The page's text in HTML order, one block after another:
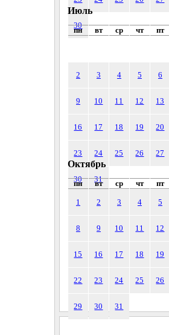
30
Июль
пн вт ср чт пт
2 3 4 5 6
9 10 11 12 13
16 17 18 19 20
23 24 25 26 27
30 31
Октябрь
пн вт ср чт пт
1 2 3 4 5
8 9 10 11 12
15 16 17 18 19
22 23 24 25 26
29 30 31